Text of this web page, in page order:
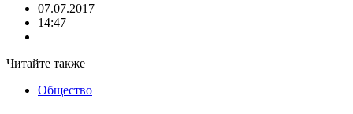
07.07.2017
14:47
Читайте также
Общество